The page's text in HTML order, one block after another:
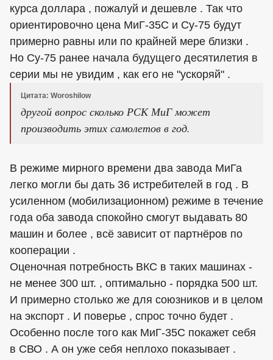
курса доллара , пожалуй и дешевле . Так что
ориентировочно цена МиГ-35С и Су-75 будут
примерно равны или по крайней мере близки .
Но Су-75 ранее начала будущего десятилетия в
серии мы не увидим , как его не "ускоряй" .
Цитата: Woroshilow
другой вопрос сколько РСК МиГ может
производить этих самолетов в год.
В режиме мирного времени два завода МиГа
легко могли бы дать 36 истребителей в год . В
усиленном (мобилизационном) режиме в течение
года оба завода спокойно смогут выдавать 80
машин и более , всё зависит от партнёров по
кооперации .
Оценочная потребность ВКС в таких машинах -
не менее 300 шт. , оптимально - порядка 500 шт.
И примерно столько же для союзников и в целом
на экспорт . И поверье , спрос точно будет .
Особенно после того как МиГ-35С покажет себя
в СВО . А он уже себя неплохо показывает .